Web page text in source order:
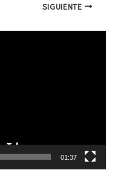
SIGUIENTE
01:37